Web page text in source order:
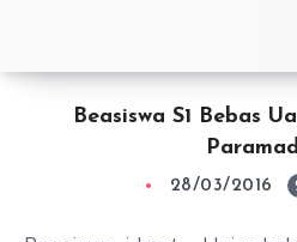
Beasiswa S1 Bebas
28/03/2016